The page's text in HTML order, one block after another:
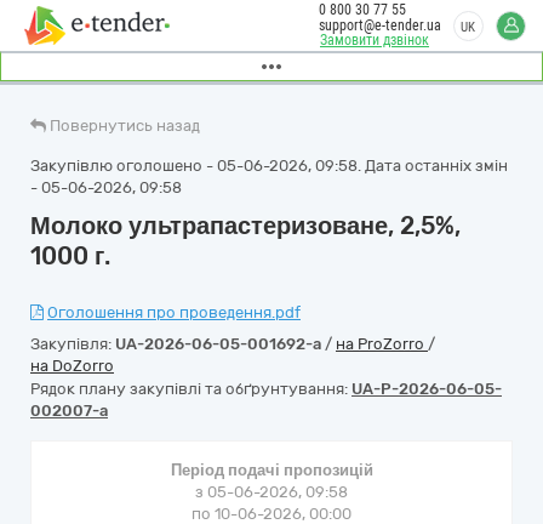
Замовити дзвінок
0 800 30 77 55
support@e-tender.ua
UK
Повернутись назад
Закупівлю оголошено - 05-06-2026, 09:58. Дата останніх змін
- 05-06-2026, 09:58
Молоко ультрапастеризоване, 2,5%,
1000 г.
Оголошення про проведення.pdf
Закупівля: UA-2026-06-05-001692-a / на ProZorro /
на DoZorro
Рядок плану закупівлі та обґрунтування: UA-P-2026-06-05-
002007-a
Період подачі пропозицій
з 05-06-2026, 09:58
по 10-06-2026, 00:00